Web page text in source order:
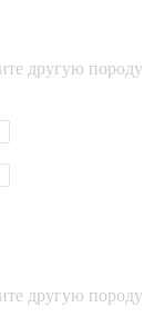
другую породу
другую породу